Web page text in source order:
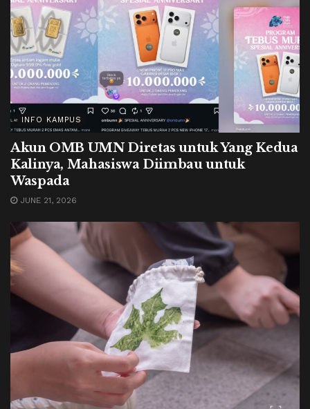
INFO KAMPUS
Akun OMB UMN Diretas untuk Yang Kedua
Kalinya, Mahasiswa Diimbau untuk
Waspada
JUNE 21, 2026